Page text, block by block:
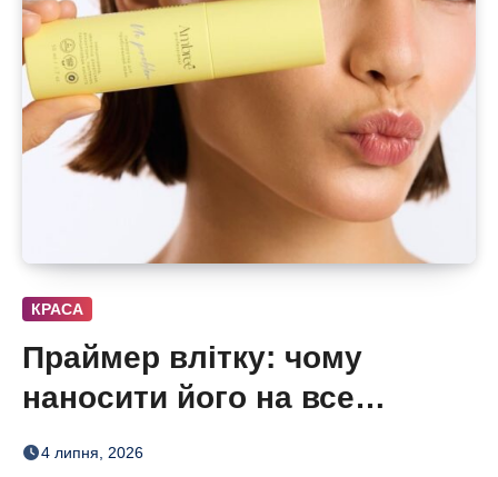
КРАСА
Праймер влітку: чому
наносити його на все
обличчя — помилка
4 липня, 2026